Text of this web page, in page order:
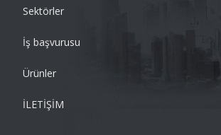
Sektörler
İş başvurusu
Ürünler
İLETİŞİM